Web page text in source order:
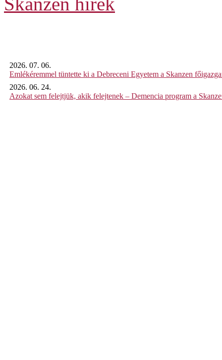
2026. 07. 06.
Emlékéremmel tüntette ki a Debreceni Egyetem a Skanzen
2026. 06. 24.
Azokat sem felejtjük, akik felejtenek – Demencia program a